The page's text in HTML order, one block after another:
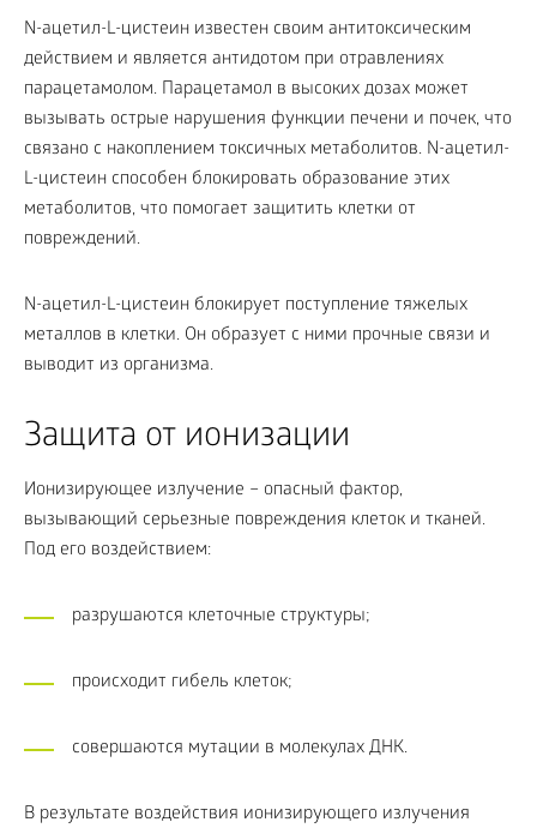
N-ацетил-L-цистеин известен своим антитоксическим
действием и является антидотом при отравлениях
парацетамолом. Парацетамол в высоких дозах может
вызывать острые нарушения функции печени и почек, что
связано с накоплением токсичных метаболитов. N-ацетил-
L-цистеин способен блокировать образование этих
метаболитов, что помогает защитить клетки от
повреждений.
N-ацетил-L-цистеин блокирует поступление тяжелых
металлов в клетки. Он образует с ними прочные связи и
выводит из организма.
Защита от ионизации
Ионизирующее излучение – опасный фактор,
вызывающий серьезные повреждения клеток и тканей.
Под его воздействием:
разрушаются клеточные структуры;
происходит гибель клеток;
совершаются мутации в молекулах ДНК.
В результате воздействия ионизирующего излучения